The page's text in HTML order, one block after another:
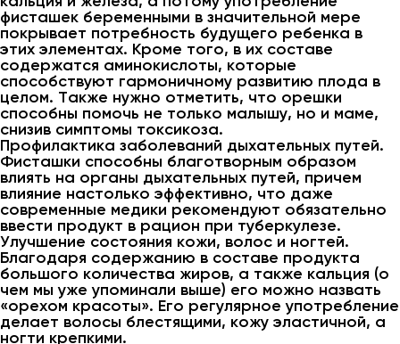
фисташек беременными в значительной мере
покрывает потребность будущего ребенка в
этих элементах. Кроме того, в их составе
содержатся аминокислоты, которые
способствуют гармоничному развитию плода в
целом. Также нужно отметить, что орешки
способны помочь не только малышу, но и маме,
снизив симптомы токсикоза.
Профилактика заболеваний дыхательных путей.
Фисташки способны благотворным образом
влиять на органы дыхательных путей, причем
влияние настолько эффективно, что даже
современные медики рекомендуют обязательно
ввести продукт в рацион при туберкулезе.
Улучшение состояния кожи, волос и ногтей.
Благодаря содержанию в составе продукта
большого количества жиров, а также кальция (о
чем мы уже упоминали выше) его можно назвать
«орехом красоты». Его регулярное употребление
делает волосы блестящими, кожу эластичной, а
ногти крепкими.